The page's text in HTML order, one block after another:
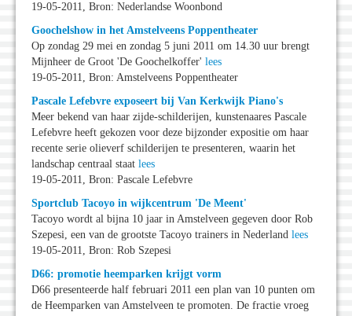
19-05-2011, Bron: Nederlandse Woonbond
Goochelshow in het Amstelveens Poppentheater
Op zondag 29 mei en zondag 5 juni 2011 om 14.30 uur brengt
Mijnheer de Groot 'De Goochelkoffer' lees
19-05-2011, Bron: Amstelveens Poppentheater
Pascale Lefebvre exposeert bij Van Kerkwijk Piano's
Meer bekend van haar zijde-schilderijen, kunstenaares Pascale
Lefebvre heeft gekozen voor deze bijzonder expositie om haar
recente serie olieverf schilderijen te presenteren, waarin het
landschap centraal staat lees
19-05-2011, Bron: Pascale Lefebvre
Sportclub Tacoyo in wijkcentrum 'De Meent'
Tacoyo wordt al bijna 10 jaar in Amstelveen gegeven door Rob
Szepesi, een van de grootste Tacoyo trainers in Nederland lees
19-05-2011, Bron: Rob Szepesi
D66: promotie heemparken krijgt vorm
D66 presenteerde half februari 2011 een plan van 10 punten om
de Heemparken van Amstelveen te promoten. De fractie vroeg